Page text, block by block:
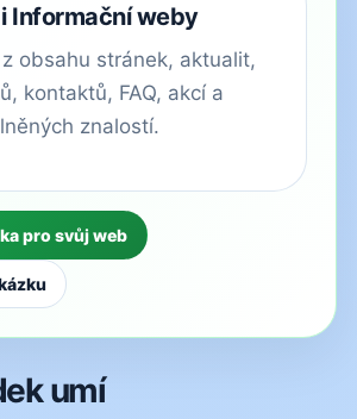
Informační weby
obsahu stránek, aktualit,
kontaktů, FAQ, akcí a
znalostí.
pro svůj web
umí